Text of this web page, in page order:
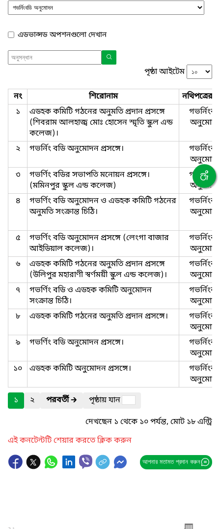
এডভান্সড অপশনগুলো দেখান
পৃষ্ঠা আইটেম
নং শিরোনাম
নথিপত্রের
১
এডহক কমিটি গঠনের অনুমতি প্রদান প্রসঙ্গে
(শিবরাম আলহাজ্ব মোঃ হোসেন স্মৃতি স্কুল এন্ড
কলেজ)।
২ গভর্নিং বডি অনুমোদন প্রসঙ্গে।
৩
গভর্ণিং বডির সভাপতি মনোয়ন প্রসঙ্গে।
(মমিনপুর স্কুল এন্ড কলেজ)
৪
গভর্ণিং বডি অনুমোদন ও এডহক কমিটি গঠনের
অনুমতি সংক্রান্ত চিঠি।
৫
গভর্ণিং বডি অনুমোদন প্রসঙ্গে (লেংগা বাজার
আইডিয়াল কলেজ)।
৬
এডহক কমিটি গঠনের অনুমতি প্রদান প্রসঙ্গে
(উলিপুর মহারাণী স্বর্ণময়ী স্কুল এন্ড কলেজ)।
৭
গভর্ণিং বডি ও এডহক কমিটি অনুমোদন
সংক্রান্ত চিঠি।
৮
এডহক কমিটি গঠনের অনুমতি প্রদান প্রসঙ্গে।
৯
গভর্ণিং বডি অনুমোদন প্রসঙ্গে।
১০
এডহক কমিটি অনুমোদন প্রসঙ্গে।
১
২ পরবর্তী🡲
পৃষ্ঠায় যান
দেখছেন ১ থেকে ১০ পর্যন্ত, মোট ১৮ এন্ট্রি
এই কনটেন্টটি শেয়ার করতে ক্লিক করুন
আপনার মতামত প্রদান করুন